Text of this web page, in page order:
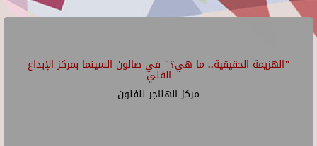
"الهزيمة الحقيقية.. ما هي؟" في صالون السينما بمركز الإبداع
الفني
مركز الهناجر للفنون